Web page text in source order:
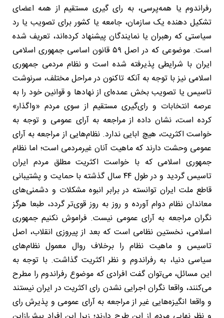
رفراندوم یا همه‌پرسی، به رای گیری مستقیم از همه اعضای
تشکیل دهنده یک سازمان، جامعه یا کشور برای تصویب یا رد
سیاستی که رهبران یا نمایندگان پیشنهاد کرده‌اند، تعریف شده
است. موضوعی که در اصل ۵۹ قانون اساسی جمهوری اسلامی
ایران با شرایطی پذیرفته شده است و نظام مردمی جمهوری
اسلامی نیز با توجه به آنکه تاکنون در مراحل مختلف، سرنوشت
تاسیس یا تصویب بخش عمده‌ای از نهادها و قوانین خود را به
عرصه انتخابات و رای‌گیری مستقیم از سوی مردم «واگذار»
کرده است، نشان داده از مراجعه به آرای عمومی و توجه به
خواست اکثریت، هیچ ابایی ندارد. نظام‌هایی از مراجعه به آرای
عمومی وحشت دارند که ماهیت آنان غیرمردمی است؛ اما نظام
جمهوری اسلامی که با خواست اکثریت مطلق مردم ایران
تاسیس گردید و در طول ۴۴ سال گذشته با حمایت و پشتیبانی
قاطع ملت ایران توانسته در برابر انبوه مشکلات و دشمنی‌های
معاندان نظام دوام آورده و روز به روز قوی‌تر گردد، طبعا هرگز
نگران مراجعه به آرای عمومی نیست. فراموش نکنیم جمهوری
اسلامی، نخستین نظامی است که بعد از پیروزی انقلاب، اصل
تاسیس و ماهیت نظام را برخلاف روال معمول نظام‌های
سیاسی دنیا، به رفراندوم و نظر اکثریت گذاشت. با توجه به
این مسائل، می‌توان گفت افرادی که موضوع رفراندوم را مطرح
می‌کنند، واقعا نگران اجرایی نشدن رای اکثریت در ایران نیستند
و واقعا انگیزه‌هایی غیر از مراجعه به آرای عمومی و پذیرش رای